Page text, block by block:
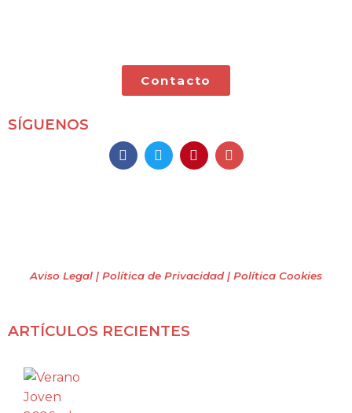
Contacto
SÍGUENOS
Aviso Legal | Política de Privacidad | Política Cookies
ARTÍCULOS RECIENTES